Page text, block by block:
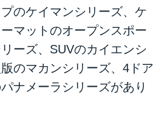
のケイマンシリーズ、ケ
マットのオープンスポー
ーズ、SUVのカイエンシ
のマカンシリーズ、4ドア
ナメーラシリーズがあり